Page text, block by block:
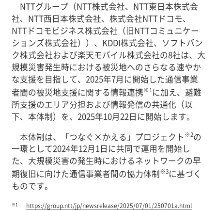
NTTグループ（NTT株式会社、NTT東日本株式会
社、NTT西日本株式会社、株式会社NTTドコモ、
NTTドコモビジネス株式会社（旧NTTコミュニケー
ションズ株式会社））、KDDI株式会社、ソフトバン
ク株式会社および楽天モバイル株式会社の8社は、大
規模災害発生時における被災地へのさらなる速やか
な支援を目指して、2025年7月に開始した通信事業
者間の被災地支援に関する情報連携※1に加え、避難
所支援のエリア分担および情報発信の共通化（以
下、本体制）を、2025年10月22日に開始します。
本体制は、「つなぐ×かえる」プロジェクト ※2の
一環として2024年12月1日に共同で運用を開始し
た、大規模災害の発生時におけるネットワークの早
期復旧に向けた通信事業者間の協力体制※3に基づく
ものです。
※1 https://group.ntt/jp/newsrelease/2025/07/01/250701a.html